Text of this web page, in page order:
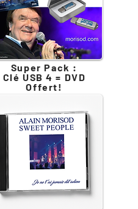
Super Pack :
Clé USB 4 = DVD
Offert!